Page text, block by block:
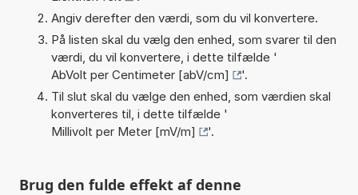
Angiv derefter den værdi, som du vil konvertere.
På listen skal du vælg den enhed, som svarer til den
værdi, du vil konvertere, i dette tilfælde '
AbVolt per Centimeter [abV/cm]
'.
Til slut skal du vælge den enhed, som værdien skal
konverteres til, i dette tilfælde '
Millivolt per Meter [mV/m]
'.
Brug den fulde effekt af denne